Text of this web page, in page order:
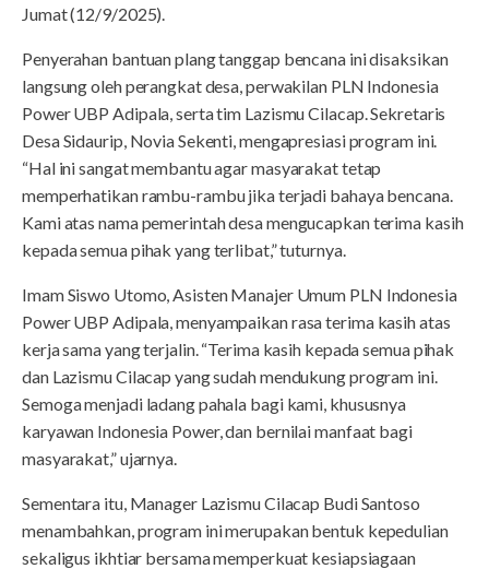
Jumat (12/9/2025).
Penyerahan bantuan plang tanggap bencana ini disaksikan
langsung oleh perangkat desa, perwakilan PLN Indonesia
Power UBP Adipala, serta tim Lazismu Cilacap. Sekretaris
Desa Sidaurip, Novia Sekenti, mengapresiasi program ini.
“Hal ini sangat membantu agar masyarakat tetap
memperhatikan rambu-rambu jika terjadi bahaya bencana.
Kami atas nama pemerintah desa mengucapkan terima kasih
kepada semua pihak yang terlibat,” tuturnya.
Imam Siswo Utomo, Asisten Manajer Umum PLN Indonesia
Power UBP Adipala, menyampaikan rasa terima kasih atas
kerja sama yang terjalin. “Terima kasih kepada semua pihak
dan Lazismu Cilacap yang sudah mendukung program ini.
Semoga menjadi ladang pahala bagi kami, khususnya
karyawan Indonesia Power, dan bernilai manfaat bagi
masyarakat,” ujarnya.
Sementara itu, Manager Lazismu Cilacap Budi Santoso
menambahkan, program ini merupakan bentuk kepedulian
sekaligus ikhtiar bersama memperkuat kesiapsiagaan